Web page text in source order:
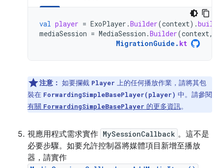
val player = ExoPlayer .Builder(context).build
mediaSession = MediaSession .Builder(context,
MigrationGuide . kt
注意： 如要攔截 Player 上的任何播放作業，請將其包
裝在 ForwardingSimpleBasePlayer(player) 中。請參閱
有關 ForwardingSimpleBasePlayer 的更多資訊。
視應用程式需求實作 MySessionCallback 。這不是
必要步驟。如要允許控制器將媒體項目新增至播放
器，請實作